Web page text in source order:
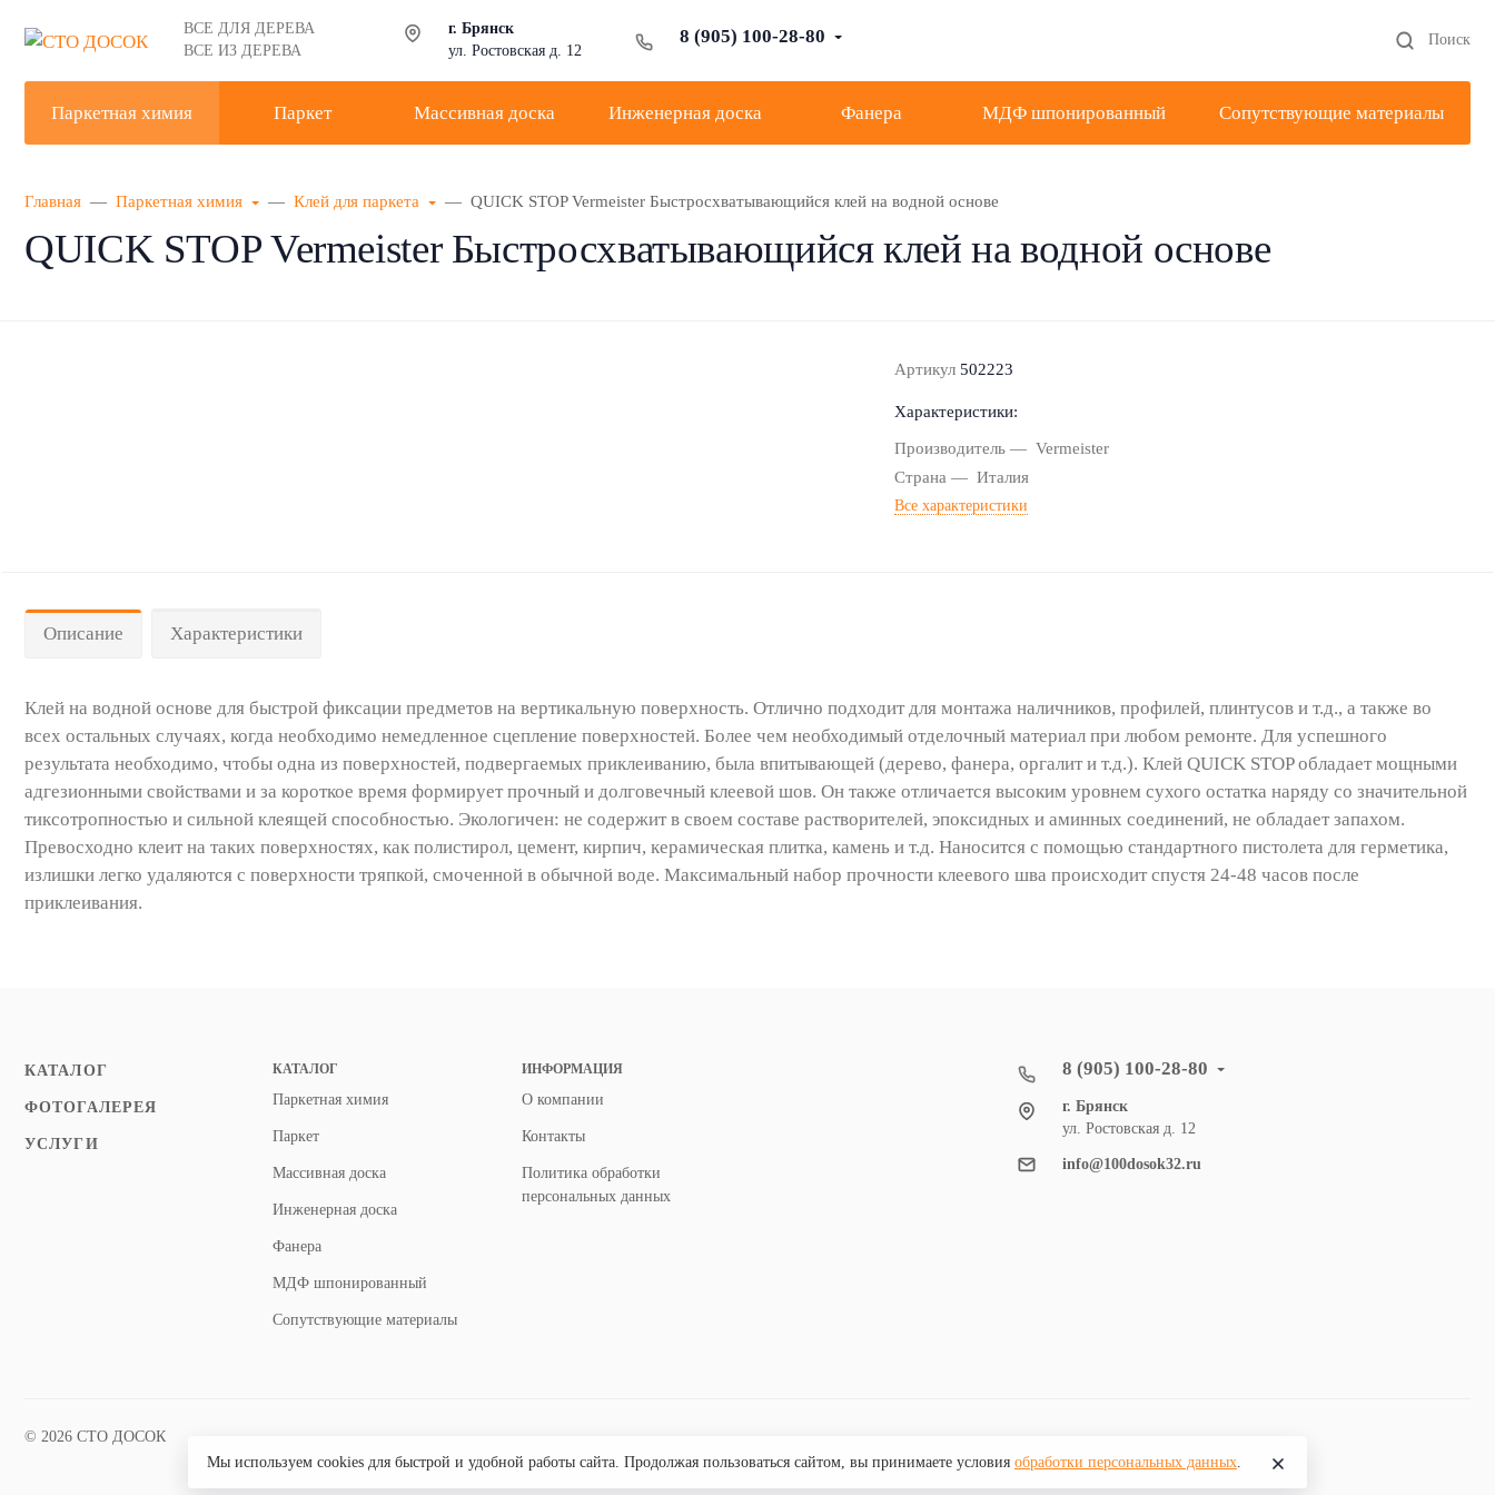
ВСЕ ДЛЯ ДЕРЕВА
ВСЕ ИЗ ДЕРЕВА
г. Брянск
ул. Ростовская д. 12
8 (905) 100-28-80 Поиск
Паркетная химия Паркет Массивная доска Инженерная доска Фанера МДФ шпонированный Сопутствующие материалы
Главная Паркетная химия Клей для паркета QUICK STOP Vermeister Быстросхватывающийся клей на водной основе
QUICK STOP Vermeister Быстросхватывающийся клей на водной основе
Артикул 502223
Характеристики:
Производитель
Vermeister
Страна
Италия
Все характеристики
Описание Характеристики
Клей на водной основе для быстрой фиксации предметов на вертикальную поверхность. Отлично подходит для монтажа наличников, профилей, плинтусов и т.д., а также во
всех остальных случаях, когда необходимо немедленное сцепление поверхностей. Более чем необходимый отделочный материал при любом ремонте. Для успешного
результата необходимо, чтобы одна из поверхностей, подвергаемых приклеиванию, была впитывающей (дерево, фанера, оргалит и т.д.). Клей QUICK STOP обладает мощными
адгезионными свойствами и за короткое время формирует прочный и долговечный клеевой шов. Он также отличается высоким уровнем сухого остатка наряду со значительной
тиксотропностью и сильной клеящей способностью. Экологичен: не содержит в своем составе растворителей, эпоксидных и аминных соединений, не обладает запахом.
Превосходно клеит на таких поверхностях, как полистирол, цемент, кирпич, керамическая плитка, камень и т.д. Наносится с помощью стандартного пистолета для герметика,
излишки легко удаляются с поверхности тряпкой, смоченной в обычной воде. Максимальный набор прочности клеевого шва происходит спустя 24-48 часов после
приклеивания.
КАТАЛОГ
ФОТОГАЛЕРЕЯ
УСЛУГИ
КАТАЛОГ
Паркетная химия
Паркет
Массивная доска
Инженерная доска
Фанера
МДФ шпонированный
Сопутствующие материалы
ИНФОРМАЦИЯ
О компании
Контакты
Политика обработки
персональных данных
8 (905) 100-28-80
г. Брянск
ул. Ростовская д. 12
info@100dosok32.ru
© 2026 СТО ДОСОК
Мы используем cookies для быстрой и удобной работы сайта. Продолжая пользоваться сайтом, вы принимаете условия обработки персональных данных